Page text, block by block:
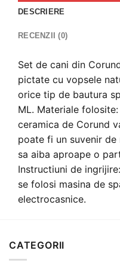
DESCRIERE
RECENZII (0)
Set de cani din
pictate cu vopsele
orice tip de bautura
ML. Materiale
ceramica de Corund
poate fi un suvenir
sa aiba aproape o
Instructiuni de
se folosi masina de
electrocasnice.
CATEGORII